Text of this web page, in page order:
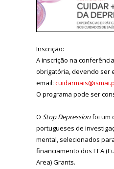
Inscrição:
A inscrição na
obrigatória, devendo ser
email:
O programa pode ser
O Stop Depressionfoi um
portugueses de
mental, selecionados
financiamento dos EEA
Area) Grants.